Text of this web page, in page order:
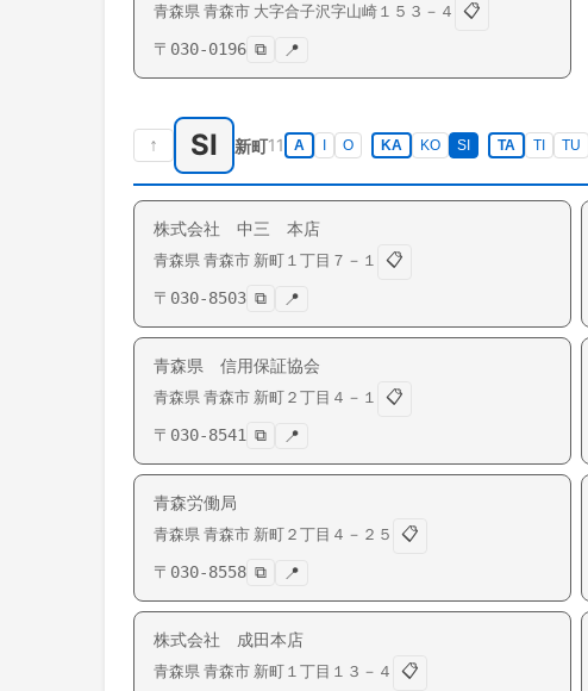
青森県 青森市 大字合子沢字山崎１５３－４
📋
〒 030-0196 ⧉ 📍
↑ SI 新町11 A O KA KO SI TA TI TU
株式会社 中三 本店
青森県 青森市 新町 １丁目７－１
📋
〒 030-8503 ⧉ 📍
青森県 信用保証協会
青森県 青森市 新町 ２丁目４－１
📋
〒 030-8541 ⧉ 📍
青森労働局
青森県 青森市 新町 ２丁目４－２５
📋
〒 030-8558 ⧉ 📍
株式会社 成田本店
青森県 青森市 新町 １丁目１３－４
📋